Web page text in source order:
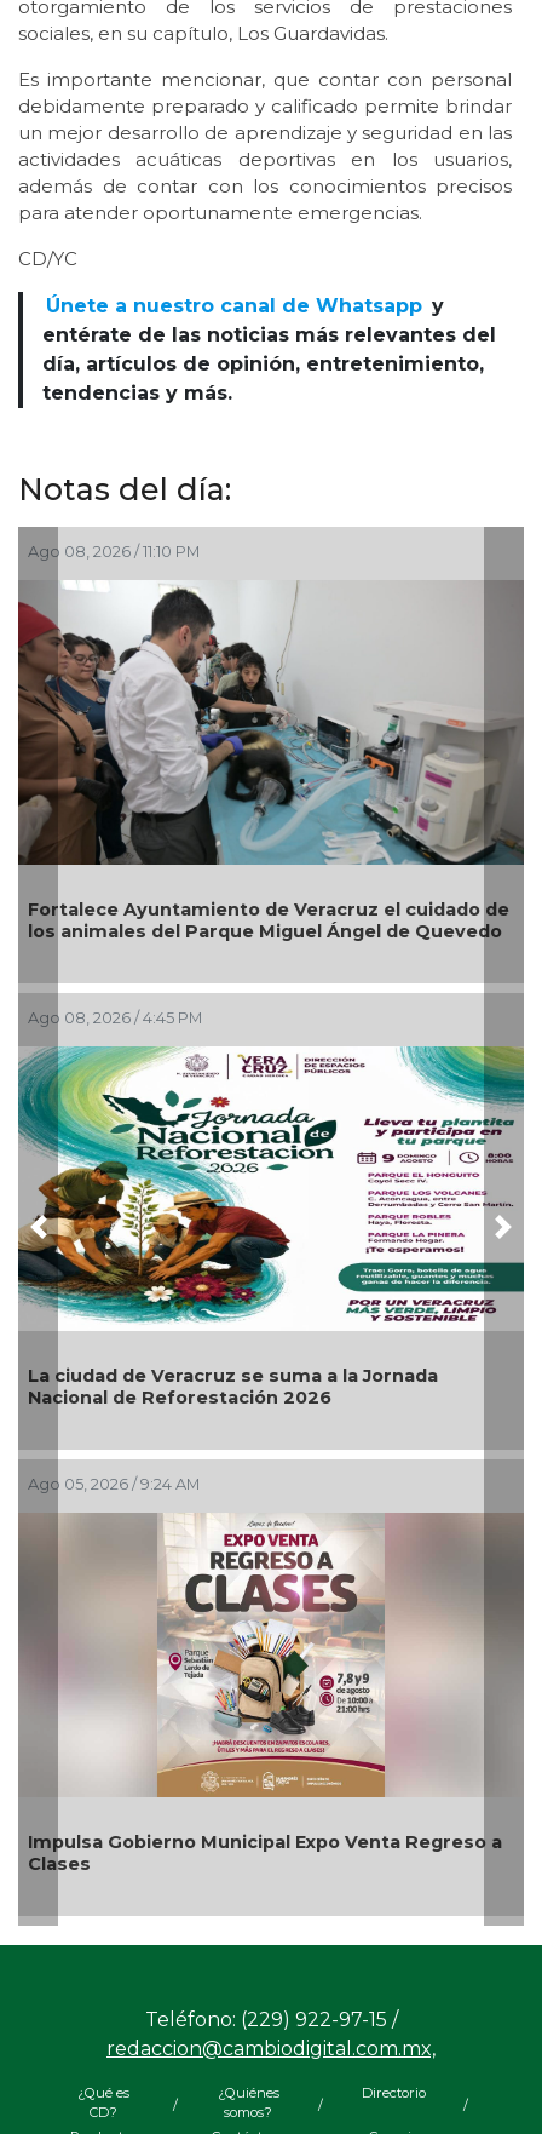
otorgamiento de los servicios de prestaciones
sociales, en su capítulo, Los Guardavidas.
Es importante mencionar, que contar con personal
debidamente preparado y calificado permite brindar
un mejor desarrollo de aprendizaje y seguridad en las
actividades acuáticas deportivas en los usuarios,
además de contar con los conocimientos precisos
para atender oportunamente emergencias.
CD/YC
Únete a nuestro canal de Whatsapp y
entérate de las noticias más relevantes del
día, artículos de opinión, entretenimiento,
tendencias y más.
Notas del día:
2026 / 11:10 PM
Ayuntamiento de Veracruz el cuidado de
del Parque Miguel Ángel de Quevedo
2026 / 4:45 PM
de Veracruz se suma a la Jornada
de Reforestación 2026
2026 / 9:24 AM
Gobierno Municipal Expo Venta Regreso a
Reabrirá
Zona
Aplicará
Previous
Teléfono: (229) 922-97-15 /
redaccion@cambiodigital.com.mx,
¿Qué es
CD?
/
¿Quiénes
somos?
/
Directorio
/